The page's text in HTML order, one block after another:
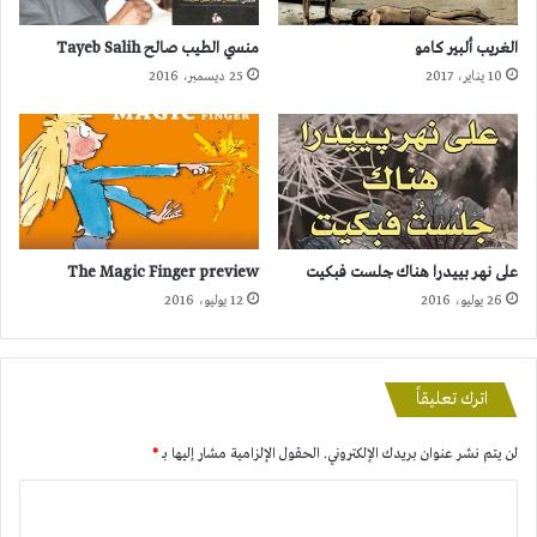
الغريب ألبير كامو
10 يناير، 2017
منسي الطيب صالح Tayeb Salih
25 ديسمبر، 2016
على نهر بييدرا هناك جلست فبكيت
26 يوليو، 2016
The Magic Finger preview
12 يوليو، 2016
اترك تعليقاً
لن يتم نشر عنوان بريدك الإلكتروني. الحقول الإلزامية مشار إليها بـ*